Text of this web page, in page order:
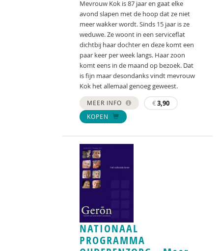
Mevrouw Kok is 87 jaar en gaat elke
avond slapen met de hoop dat ze niet
meer wakker wordt. Sinds 15 jaar is ze
weduwe. Ze woont in een serviceflat
dichtbij haar dochter en deze komt een
paar keer per week langs. Haar zoon
komt eens in de maand op bezoek. Dat
is fijn maar desondanks vindt mevrouw
Kok het allemaal genoeg geweest.
MEER INFO €3,90
KOPEN
NATIONAAL
PROGRAMMA